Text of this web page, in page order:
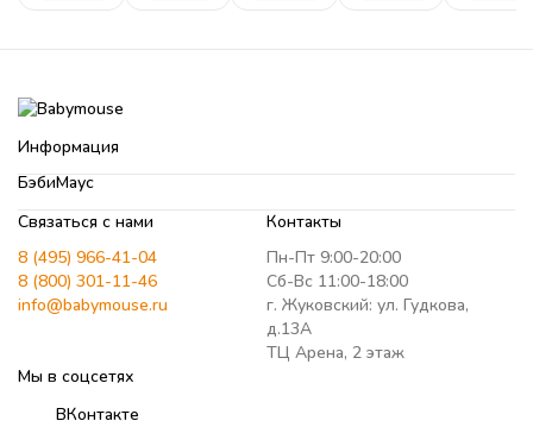
Информация
БэбиМаус
Связаться с нами
8 (495) 966-41-04
8 (800) 301-11-46
info@babymouse.ru
Контакты
Пн-Пт 9:00-20:00
Сб-Вс 11:00-18:00
г. Жуковский: ул. Гудкова,
д.13А
ТЦ Арена, 2 этаж
Мы в соцсетях
ВКонтакте